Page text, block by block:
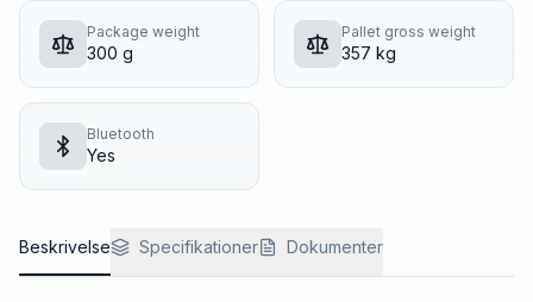
Package weight
300 g
Pallet gross weight
357 kg
Bluetooth
Yes
Beskrivelse Specifikationer Dokumenter